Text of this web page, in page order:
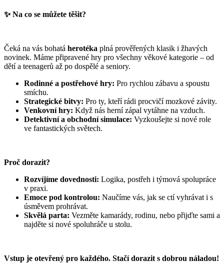
✨ Na co se můžete těšit?
Čeká na vás bohatá herotéka plná prověřených klasik i žhavých
novinek. Máme připravené hry pro všechny věkové kategorie – od
dětí a teenagerů až po dospělé a seniory.
Rodinné a postřehové hry: Pro rychlou zábavu a spoustu
smíchu.
Strategické bitvy: Pro ty, kteří rádi procvičí mozkové závity.
Venkovní hry: Když nás herní zápal vytáhne na vzduch.
Detektivní a obchodní simulace: Vyzkoušejte si nové role
ve fantastických světech.
Proč dorazit?
Rozvíjíme dovednosti: Logika, postřeh i týmová spolupráce
v praxi.
Emoce pod kontrolou: Naučíme vás, jak se ctí vyhrávat i s
úsměvem prohrávat.
Skvělá parta: Vezměte kamarády, rodinu, nebo přijďte sami a
najděte si nové spoluhráče u stolu.
Vstup je otevřený pro každého. Stačí dorazit s dobrou náladou!